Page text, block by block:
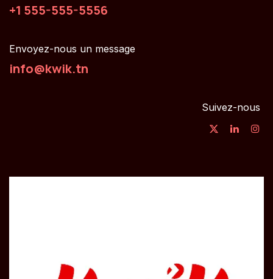
+1 555-555-5556
Envoyez-nous un message
info@kwik.tn
Suivez-nous